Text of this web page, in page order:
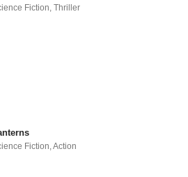
Fiction ,Thriller
Fiction,Action